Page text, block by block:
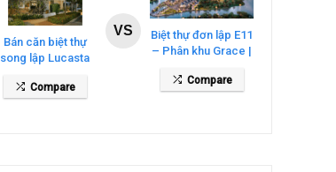
Bán căn biệt thự
song lập Lucasta
Villa – DT 175m2
giá 26 tỷ
Compare
VS
Biệt thự đơn lập E11
– Phân khu Grace |
Waters
Compare